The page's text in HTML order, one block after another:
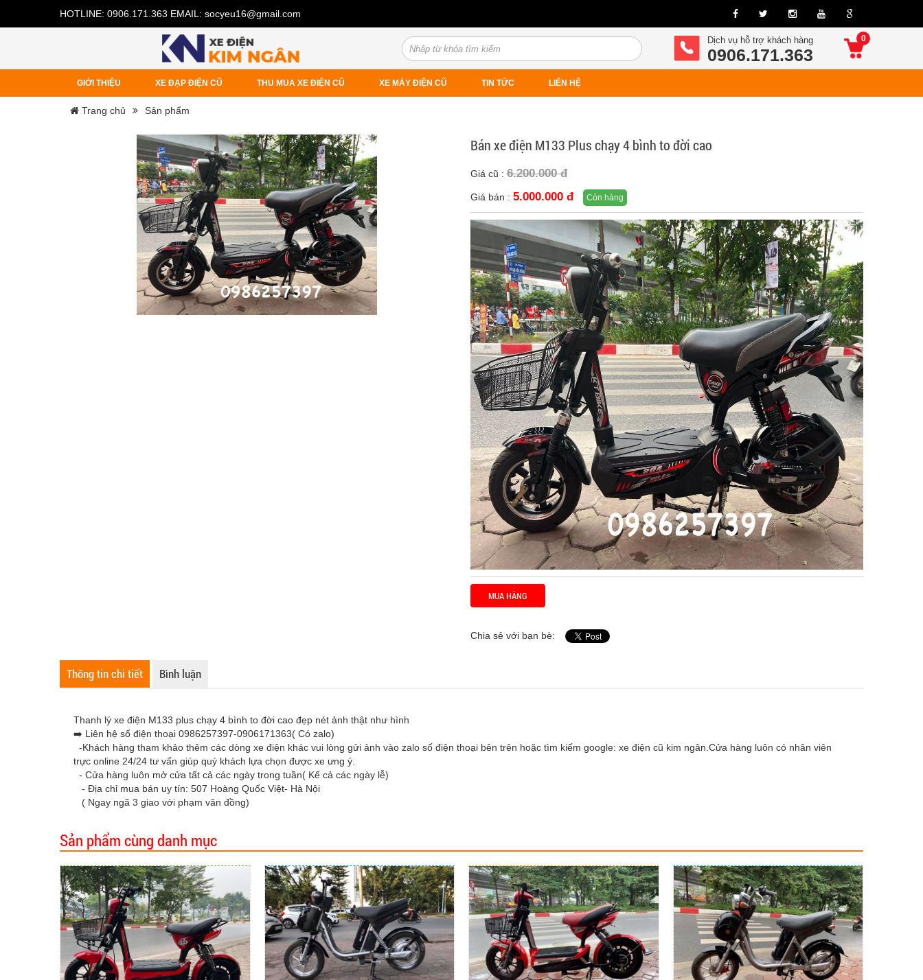
HOTLINE: 0906.171.363 EMAIL: socyeu16@gmail.com
Dịch vụ hỗ trợ khách hàng
0906.171.363
0
GIỚI THIỆU XE ĐẠP ĐIỆN CŨ THU MUA XE ĐIỆN CŨ XE MÁY ĐIỆN CŨ TIN TỨC LIÊN HỆ
Trang chủ Sản phẩm
Bán xe điện M133 Plus chạy 4 bình to đời cao
Giá cũ :6.200.000 đ
Giá bán : 5.000.000 đ Còn hàng
MUA HÀNG
Chia sẻ với bạn bè:
Thông tin chi tiết Bình luận
Thanh lý xe điện M133 plus chạy 4 bình to đời cao đẹp nét ảnh thật như hình
➡️ Liên hệ số điện thoại 0986257397-0906171363( Có zalo)
-Khách hàng tham khảo thêm các dòng xe điện khác vui lòng gửi ảnh vào zalo số điện thoại bên trên hoặc tìm kiếm google: xe điện cũ kim ngân.Cửa hàng luôn có nhân viên
trực online 24/24 tư vấn giúp quý khách lựa chọn được xe ưng ý.
- Cửa hàng luôn mở cửa tất cả các ngày trong tuần( Kể cả các ngày lễ)
- Địa chỉ mua bán uy tín: 507 Hoàng Quốc Việt- Hà Nội
( Ngay ngã 3 giao với phạm văn đồng)
Sản phẩm cùng danh mục